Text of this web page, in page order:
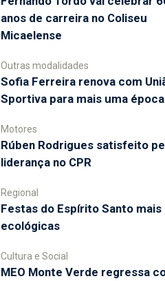
anos de carreira no Coliseu
Micaelense
Outras modalidades
Sofia Ferreira renova com
Sportiva para mais uma época
Motores
Rúben Rodrigues satisfeito
liderança no CPR
Regional
Festas do Espírito Santo mais
ecológicas
Cultura e Social
MEO Monte Verde regressa